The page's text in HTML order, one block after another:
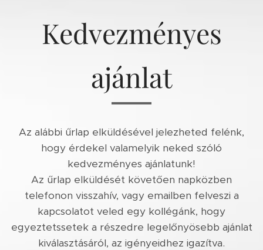
Kedvezményes
ajánlat
Az alábbi űrlap elküldésével jelezheted felénk,
hogy érdekel valamelyik neked szóló
kedvezményes ajánlatunk!
Az űrlap elküldését követően napközben
telefonon visszahív, vagy emailben felveszi a
kapcsolatot veled egy kollégánk, hogy
egyeztetssetek a részedre legelőnyösebb ajánlat
kiválasztásáról, az igényeidhez igazítva.